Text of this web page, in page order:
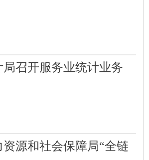
召开服务业统计业务
源和社会保障局“全链